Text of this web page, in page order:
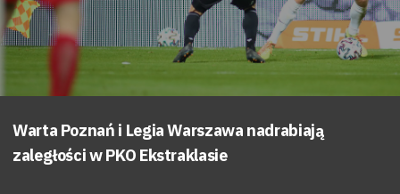
Warta Poznań i Legia Warszawa nadrabiają
zaległości w PKO Ekstraklasie